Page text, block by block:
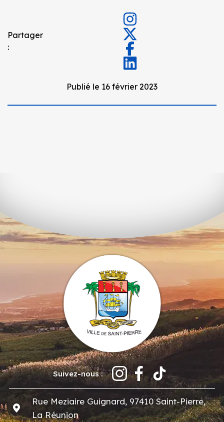
Partager
:
Publié le 16 février 2023
Suivez-nous :
Rue Meziaire Guignard, 97410 Saint-Pierre,
La Réunion